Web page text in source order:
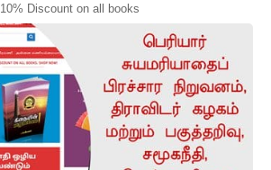
10% Discount on all books